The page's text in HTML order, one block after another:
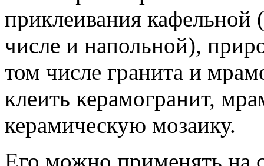
приклеивания кафельной
числе и напольной),
том числе гранита и
клеить керамогранит,
керамическую мозаику.
Его можно применять на